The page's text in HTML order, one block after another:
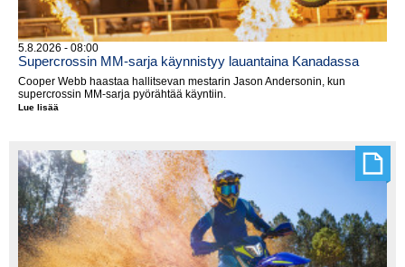
5.8.2026 - 08:00
Supercrossin MM-sarja käynnistyy lauantaina Kanadassa
Cooper Webb haastaa hallitsevan mestarin Jason Andersonin, kun
supercrossin MM-sarja pyörähtää käyntiin.
Lue lisää
lauantaina
Kanadassa